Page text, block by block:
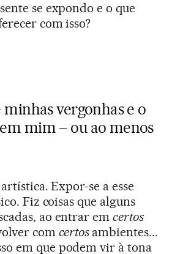
se expondo e o que
com isso?
minhas vergonhas e o
mim – ou ao menos
Expor-se a esse
Fiz coisas que alguns
ao entrar emcertos
com certos ambientes...
em que podem vir à tona